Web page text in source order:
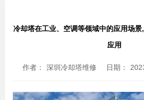
冷却塔在工业、空调等领域中的应用场
应用
作者： 深圳冷却塔维修 日期：